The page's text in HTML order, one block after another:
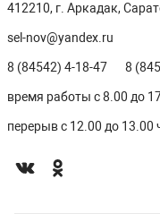
412210, г. Аркадак,
sel-nov@yandex.ru
8 (84542) 4-18-47 8
время работы с 8.00 до
перерыв с 12.00 до 13.00